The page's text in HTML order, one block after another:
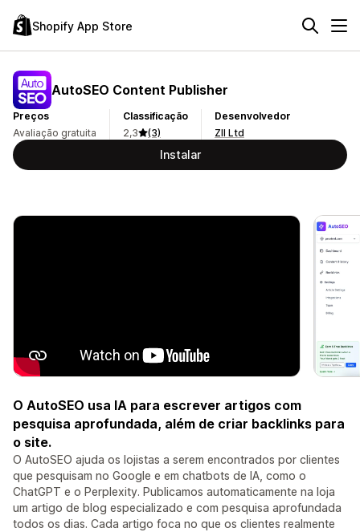
Shopify App Store
AutoSEO Content Publisher
Preços
Avaliação gratuita
Classificação
2,3
(3)
Desenvolvedor
ZII Ltd
Instalar
O AutoSEO usa IA para escrever artigos com
pesquisa aprofundada, além de criar backlinks para
o site.
O AutoSEO ajuda os lojistas a serem encontrados por clientes
que pesquisam no Google e em chatbots de IA, como o
ChatGPT e o Perplexity. Publicamos automaticamente na loja
um artigo de blog especializado e com pesquisa aprofundada
todos os dias. Cada artigo foca no que os clientes realmente